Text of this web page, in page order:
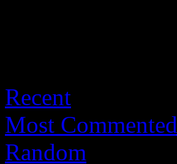
Recent
Most Commented
Random